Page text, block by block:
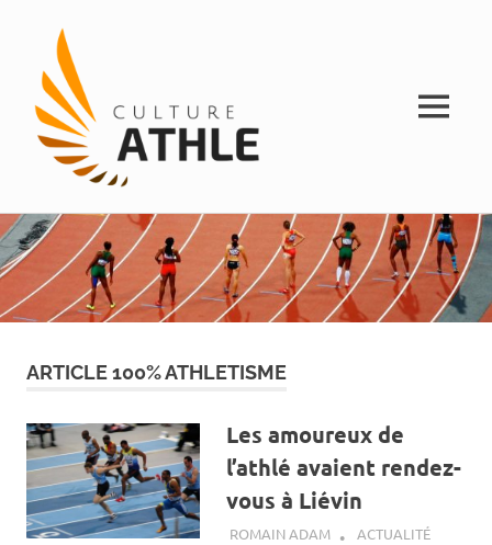
Skip
to
content
Culture
Athle
l'athlétisme
MENU
ARTICLE 100% ATHLETISME
Les amoureux de
l’athlé avaient rendez-
vous à Liévin
14 FÉVRIER 2012
ROMAIN ADAM ACTUALITÉ